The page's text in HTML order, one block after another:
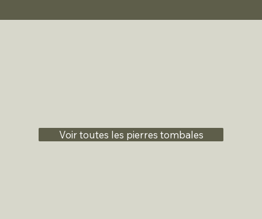
Voir toutes les pierres tombales